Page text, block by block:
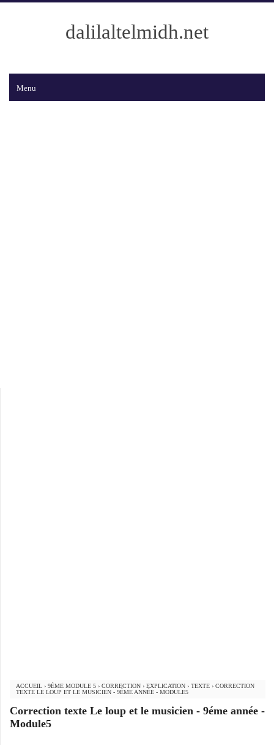
dalilaltelmidh.net
Menu
ACCUEIL › 9ÉME MODULE 5 › CORRECTION › EXPLICATION › TEXTE › CORRECTION
TEXTE LE LOUP ET LE MUSICIEN - 9ÉME ANNÉE - MODULE5
Correction texte Le loup et le musicien - 9éme année -
Module5